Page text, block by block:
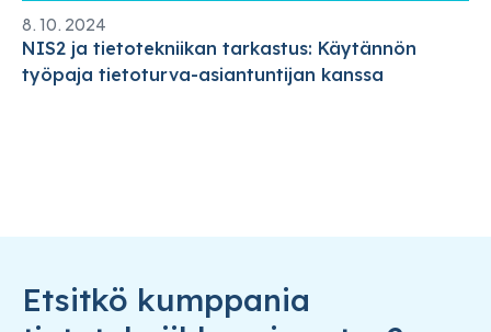
8. 10. 2024
NIS2 ja tietotekniikan tarkastus: Käytännön
työpaja tietoturva-asiantuntijan kanssa
Etsitkö kumppania